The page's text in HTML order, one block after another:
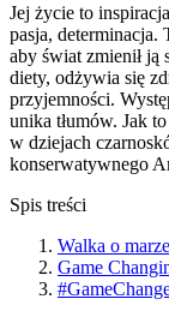
Jej życie to
pasja, determinacja.
aby świat zmienił ją
diety, odżywia się
przyjemności.
unika tłumów. Jak
w dziejach
konserwatywnego
Spis treści
Walka o
Game